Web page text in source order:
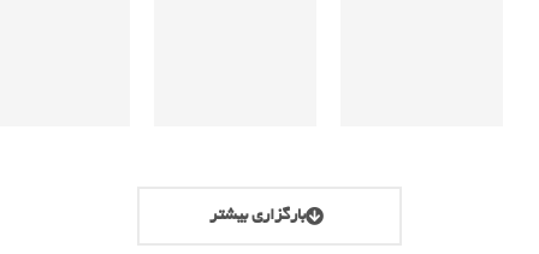
بارگزاری بیشتر